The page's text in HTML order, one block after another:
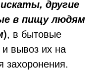
другие
в пищу людям
), в бытовые
вывоз их на
захоронения.